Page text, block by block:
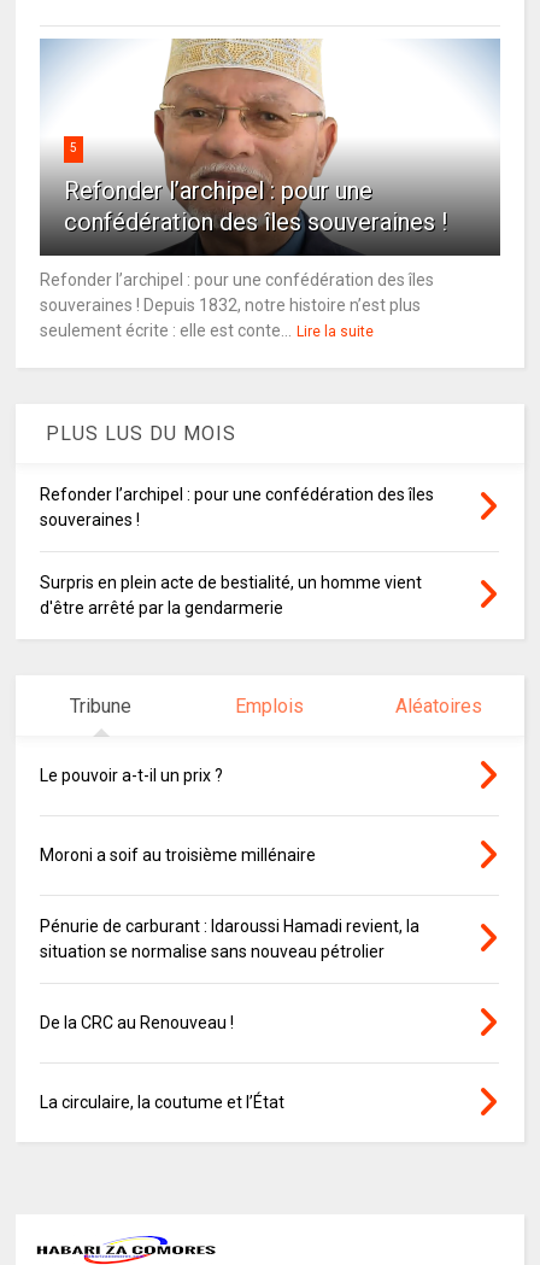
5
Refonder l’archipel : pour une
confédération des îles souveraines !
Refonder l’archipel : pour une confédération des îles
souveraines ! Depuis 1832, notre histoire n’est plus
seulement écrite : elle est conte...
Lire la suite
PLUS LUS DU MOIS
Refonder l’archipel : pour une confédération des îles
souveraines !
Surpris en plein acte de bestialité, un homme vient
d'être arrêté par la gendarmerie
Tribune Emplois Aléatoires
Le pouvoir a-t-il un prix ?
Moroni a soif au troisième millénaire
Pénurie de carburant : Idaroussi Hamadi revient, la
situation se normalise sans nouveau pétrolier
De la CRC au Renouveau !
La circulaire, la coutume et l’État